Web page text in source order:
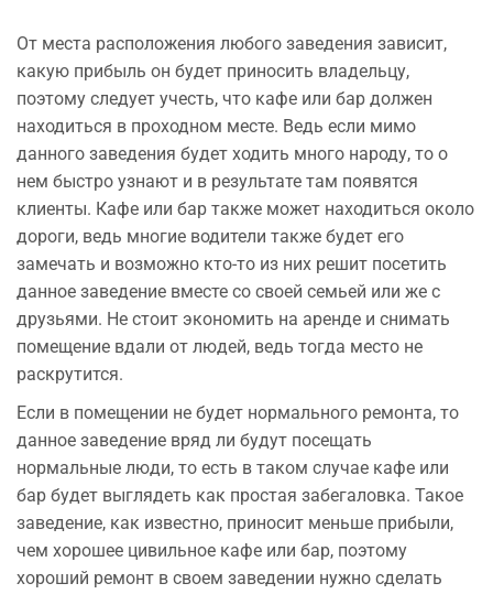
От места расположения любого заведения зависит,
какую прибыль он будет приносить владельцу,
поэтому следует учесть, что кафе или бар должен
находиться в проходном месте. Ведь если мимо
данного заведения будет ходить много народу, то о
нем быстро узнают и в результате там появятся
клиенты. Кафе или бар также может находиться около
дороги, ведь многие водители также будет его
замечать и возможно кто-то из них решит посетить
данное заведение вместе со своей семьей или же с
друзьями. Не стоит экономить на аренде и снимать
помещение вдали от людей, ведь тогда место не
раскрутится.
Если в помещении не будет нормального ремонта, то
данное заведение вряд ли будут посещать
нормальные люди, то есть в таком случае кафе или
бар будет выглядеть как простая забегаловка. Такое
заведение, как известно, приносит меньше прибыли,
чем хорошее цивильное кафе или бар, поэтому
хороший ремонт в своем заведении нужно сделать